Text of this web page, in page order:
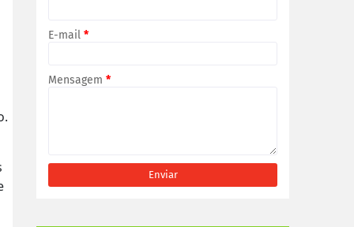
E-mail *
Mensagem *